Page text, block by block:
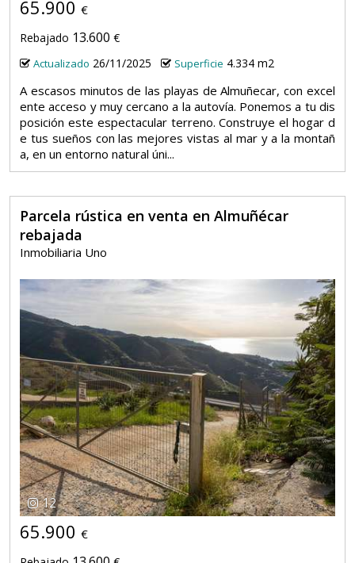
65.900 €
Rebajado 13.600 €
Actualizado 26/11/2025 Superficie 4.334 m2
A escasos minutos de las playas de Almuñecar, con excel
ente acceso y muy cercano a la autovía. Ponemos a tu dis
posición este espectacular terreno. Construye el hogar d
e tus sueños con las mejores vistas al mar y a la montañ
a, en un entorno natural úni...
Parcela rústica en venta en Almuñécar
rebajada
Inmobiliaria Uno
12
65.900 €